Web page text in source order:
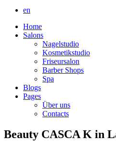
en
Home
Salons
Nagelstudio
Kosmetikstudio
Friseursalon
Barber Shops
Spa
Blogs
Pages
Über uns
Contacts
Beauty CASCA K in